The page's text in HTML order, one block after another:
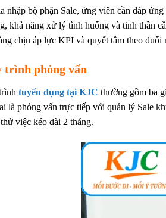
nhập bộ phận Sale, ứng viên cần đáp
khả năng xử lý tình huống và tinh thần
chịu áp lực KPI và quyết tâm theo đuổi
trình phỏng vấn
tuyển dụng tại KJC thường gồm ba
là phỏng vấn trực tiếp với quản lý Sale
việc kéo dài 2 tháng.